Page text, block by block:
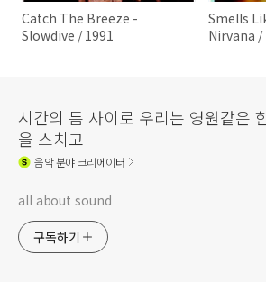
Catch The Breeze -
Slowdive / 1991
Smells
Nirvana /
시간의 틈 사이로 우리는 영원같은
을 스치고
음악분야 크리에이터
all about sound
구독하기